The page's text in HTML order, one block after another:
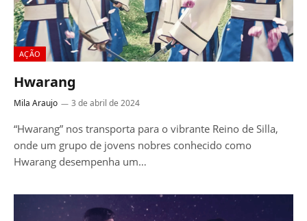
AÇÃO
Hwarang
Mila Araujo 3 de abril de 2024
“Hwarang” nos transporta para o vibrante Reino de Silla,
onde um grupo de jovens nobres conhecido como
Hwarang desempenha um…